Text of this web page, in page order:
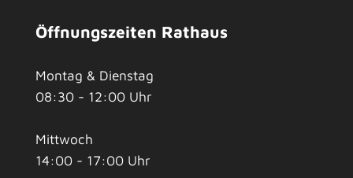
Öffnungszeiten Rathaus
Montag & Dienstag
08:30 - 12:00 Uhr
Mittwoch
14:00 - 17:00 Uhr